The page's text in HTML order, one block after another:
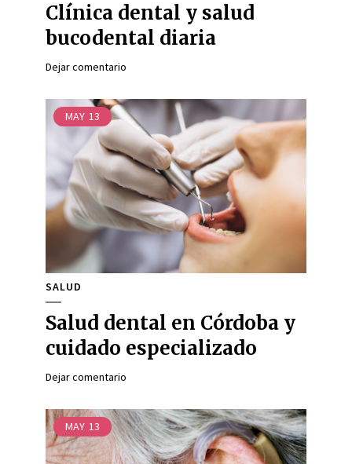
Clínica dental y salud
bucodental diaria
Dejar comentario
MAY 13
SALUD
Salud dental en Córdoba y
cuidado especializado
Dejar comentario
MAY 13